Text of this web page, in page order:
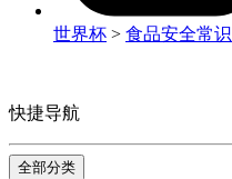
世界杯 > 食品安全常识
快捷导航
全部分类